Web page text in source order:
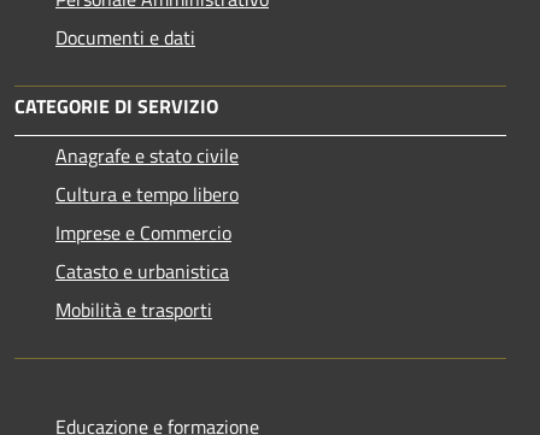
Documenti e dati
CATEGORIE DI SERVIZIO
Anagrafe e stato civile
Cultura e tempo libero
Imprese e Commercio
Catasto e urbanistica
Mobilità e trasporti
Educazione e formazione